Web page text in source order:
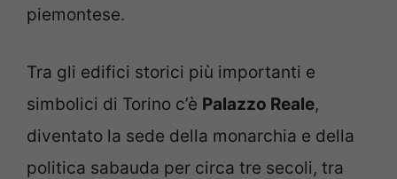
piemontese.
Tra gli edifici storici più importanti e
simbolici di Torino c’è Palazzo Reale,
diventato la sede della monarchia e della
politica sabauda per circa tre secoli, tra